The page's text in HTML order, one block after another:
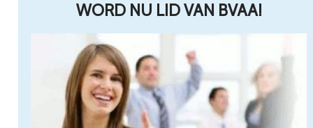
WORD NU LID VAN BVAA!